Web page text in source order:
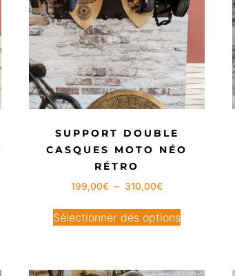
SUPPORT DOUBLE
CASQUES MOTO NÉO
RÉTRO
199,00€ – 310,00€
Sélectionner des options